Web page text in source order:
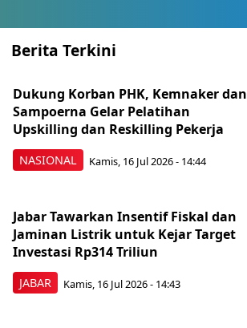
Berita Terkini
NASIONAL
Dukung Korban PHK, Kemnaker dan
Sampoerna Gelar Pelatihan
Upskilling dan Reskilling Pekerja
Kamis, 16 Jul 2026 - 14:44
JABAR
Jabar Tawarkan Insentif Fiskal dan
Jaminan Listrik untuk Kejar Target
Investasi Rp314 Triliun
Kamis, 16 Jul 2026 - 14:43